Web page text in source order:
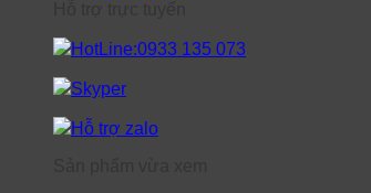
HotLine:0933 135 073
Skyper
Hỗ trợ zalo